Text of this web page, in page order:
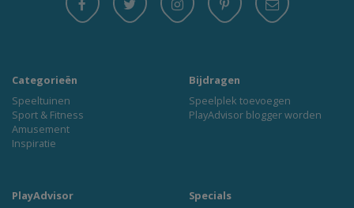
Categorieën
Speeltuinen
Sport & Fitness
Amusement
Inspiratie
Bijdragen
Speelplek toevoegen
PlayAdvisor blogger worden
PlayAdvisor
Specials